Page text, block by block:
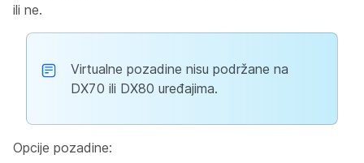
ili ne.
Virtualne pozadine nisu podržane na
DX70 ili DX80 uređajima.
Opcije pozadine: